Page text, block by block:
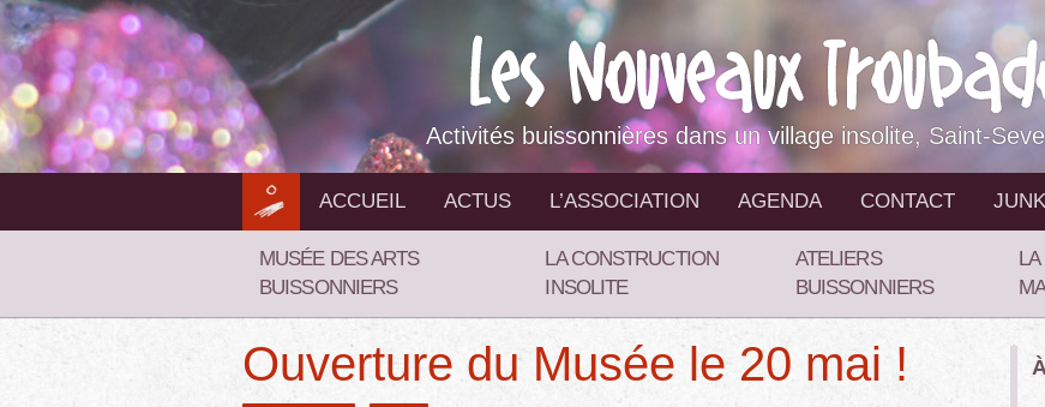
Aller
au
contenu
Activités buissonnières dans un village insolite, Saint-
ACCUEIL ACTUS L’ASSOCIATION AGENDA CONTACT
MUSÉE DES ARTS
BUISSONNIERS
LA CONSTRUCTION
INSOLITE
ATELIERS
BUISSONNIERS
LA
Ouverture du Musée le 20 mai !